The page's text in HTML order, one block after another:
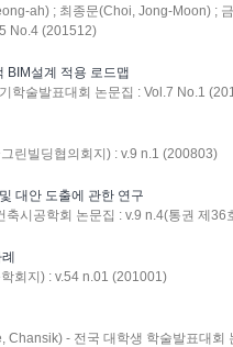
ah) ; 최종문(Choi, Jong-Moon) ;
No.4 (201512)
BIM설계 적용 로드맵
학술발표대회 논문집 : Vol.7 No.1
린빌딩협의회지) : v.9 n.1 (200803)
대안 도출에 관한 연구
축시공학회 논문집 : v.9 n.4(통권 제36
회지) : v.54 n.01 (201001)
Chansik) - 전국 대학생 학술발표대회